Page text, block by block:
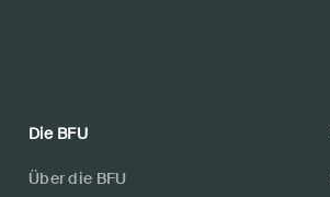
Die BFU
Über die BFU